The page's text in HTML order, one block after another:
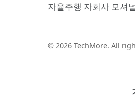
자율주행 자회사 모셔
© 2026 TechMore. All